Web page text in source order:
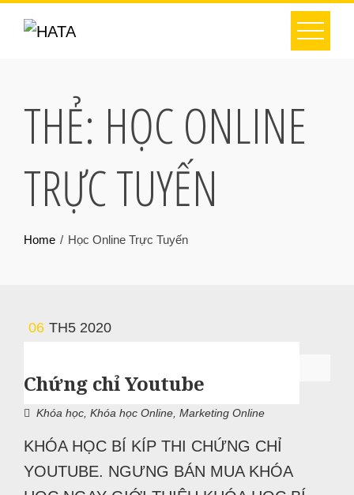
THẺ: HỌC ONLINE
TRỰC TUYẾN
Home Học Online Trực Tuyến
06 TH5 2020
Chứng chỉ Youtube
Khóa học Khóa học Online Marketing Online
KHÓA HỌC BÍ KÍP THI CHỨNG CHỈ
YOUTUBE. NGƯNG BÁN MUA KHÓA